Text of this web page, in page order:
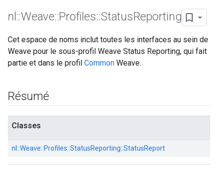
nl ::Weave::Profiles::StatusReporting
Cet espace de noms inclut toutes les interfaces au sein de
Weave pour le sous-profil Weave Status Reporting, qui fait
partie et dans le profil Common Weave.
Résumé
Classes
nl::Weave::Profiles::StatusReporting::StatusReport